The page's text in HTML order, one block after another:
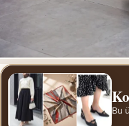
Bu